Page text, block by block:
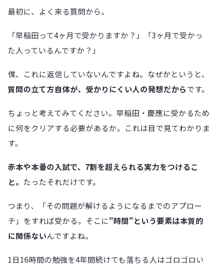
最初に、よく来る質問から。
「早稲田って4ヶ月で受かりますか？」「3ヶ月で受かっ
た人っているんですか？」
僕、これに返信していないんですよね。なぜかというと、
質問の立て方自体が、受かりにくい人の発想だからです。
ちょっと考えてみてください。早稲田・慶應に受かるため
に何をクリアする必要があるか。これは目で見てわかりま
す。
赤本や本番の入試で、7割を超えられる実力をつけるこ
と。 たったそれだけです。
つまり、「その問題が解けるようになるまでのアプロー
チ」をすれば受かる。そこに"時間"という要素は本質的
に関係ないんですよね。
1日16時間の勉強を4年間続けても落ちる人はゴロゴロい